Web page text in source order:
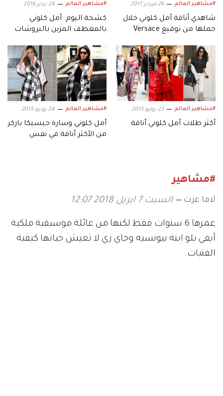
#مشاهير العالم 26 فبراير 2017
شاهدي أناقة أمل كلوني خلال
حملها من توقيع Versace
#مشاهير العالم 24 يناير 2016
كشخة اليوم: أمل كلوني
بالمعطف المزين بالبروشات
#مشاهير العالم 23 يوليو 2015
أكثر طلات أمل كلوني أناقة
#مشاهير العالم 24 يونيو 2015
أمل كلوني وسارة جيسيكا باركر
من الأكثر أناقة في نفس
#مشاهير
لاما عزت السبت 7 ابريل 2018 12:07
عمرها 6 سنوات فقط لكنها من عائلة موسيقية ملكية
.
آيفي بلو ابنة بيونسيه وجاي زي لا تعيش حياتها كبقية
الفتيات .